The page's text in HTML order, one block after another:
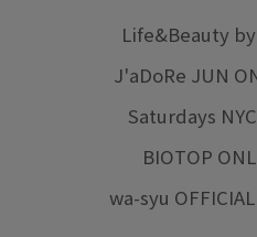
Life&Beauty
J'aDoRe JUN
Saturdays
BIOTOP
wa-syu